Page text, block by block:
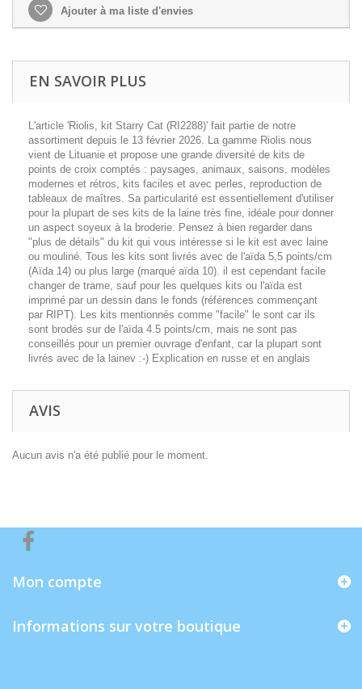
Ajouter à ma liste d'envies
EN SAVOIR PLUS
L'article 'Riolis, kit Starry Cat (RI2288)' fait partie de notre
assortiment depuis le 13 février 2026. La gamme Riolis nous
vient de Lituanie et propose une grande diversité de kits de
points de croix comptés : paysages, animaux, saisons, modèles
modernes et rétros, kits faciles et avec perles, reproduction de
tableaux de maîtres. Sa particularité est essentiellement d'utiliser
pour la plupart de ses kits de la laine très fine, idéale pour donner
un aspect soyeux à la broderie. Pensez à bien regarder dans
"plus de détails" du kit qui vous intéresse si le kit est avec laine
ou mouliné. Tous les kits sont livrés avec de l'aïda 5,5 points/cm
(Aïda 14) ou plus large (marqué aïda 10). il est cependant facile
changer de trame, sauf pour les quelques kits ou l'aïda est
imprimé par un dessin dans le fonds (références commençant
par RIPT). Les kits mentionnés comme "facile" le sont car ils
sont brodés sur de l'aïda 4.5 points/cm, mais ne sont pas
conseillés pour un premier ouvrage d'enfant, car la plupart sont
livrés avec de la lainev :-) Explication en russe et en anglais
AVIS
Aucun avis n'a été publié pour le moment.
Mon compte
Informations sur votre boutique